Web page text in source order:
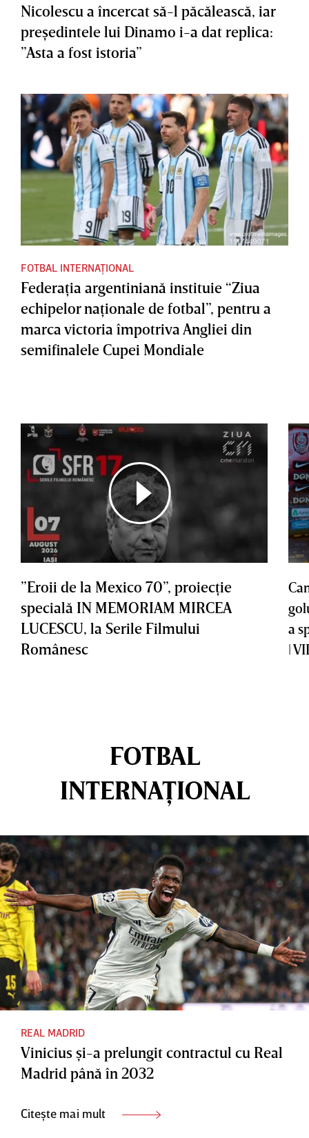
Nicolescu a încercat să-l păcălească, iar
preşedintele lui Dinamo i-a dat replica:
”Asta a fost istoria”
FOTBAL INTERNAȚIONAL
Federaţia argentiniană instituie “Ziua
echipelor naţionale de fotbal”, pentru a
marca victoria împotriva Angliei din
semifinalele Cupei Mondiale
”Eroii de la Mexico 70”, proiecţie
specială IN MEMORIAM MIRCEA
LUCESCU, la Serile Filmului
Românesc
a
|
FOTBAL
INTERNAȚIONAL
REAL MADRID
Vinicius şi-a prelungit contractul cu Real
Madrid până în 2032
Citește mai mult